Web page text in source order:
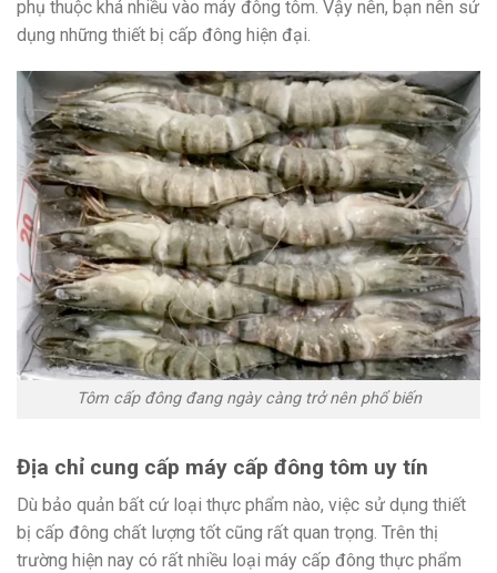
phụ thuộc khá nhiều vào máy đông tôm. Vậy nên, bạn nên sử
dụng những thiết bị cấp đông hiện đại.
Tôm cấp đông đang ngày càng trở nên phổ biến
Địa chỉ cung cấp máy cấp đông tôm uy tín
Dù bảo quản bất cứ loại thực phẩm nào, việc sử dụng thiết
bị cấp đông chất lượng tốt cũng rất quan trọng. Trên thị
trường hiện nay có rất nhiều loại máy cấp đông thực phẩm